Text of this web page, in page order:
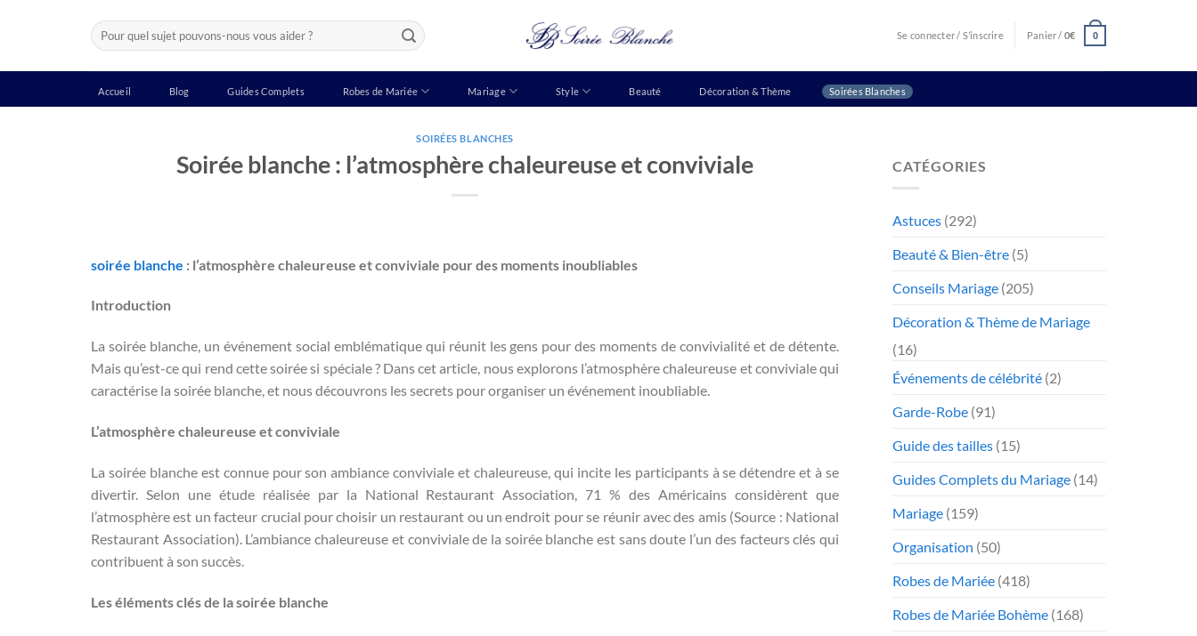
Recherche
pour :
Se connecter / S’inscrire Panier / 0€ 0
Accueil Blog Guides Complets Robes de Mariée Mariage Style Beauté Décoration & Thème Soirées Blanches
SOIRÉES BLANCHES
Soirée blanche : l’atmosphère chaleureuse et conviviale
soirée blanche : l’atmosphère chaleureuse et conviviale pour des moments inoubliables
Introduction
La soirée blanche, un événement social emblématique qui réunit les gens pour des moments de convivialité et de détente.
Mais qu’est-ce qui rend cette soirée si spéciale ? Dans cet article, nous explorons l’atmosphère chaleureuse et conviviale qui
caractérise la soirée blanche, et nous découvrons les secrets pour organiser un événement inoubliable.
L’atmosphère chaleureuse et conviviale
La soirée blanche est connue pour son ambiance conviviale et chaleureuse, qui incite les participants à se détendre et à se
divertir. Selon une étude réalisée par la National Restaurant Association, 71 % des Américains considèrent que
l’atmosphère est un facteur crucial pour choisir un restaurant ou un endroit pour se réunir avec des amis (Source : National
Restaurant Association). L’ambiance chaleureuse et conviviale de la soirée blanche est sans doute l’un des facteurs clés qui
contribuent à son succès.
Les éléments clés de la soirée blanche
CATÉGORIES
Astuces (292)
Beauté & Bien-être (5)
Conseils Mariage (205)
Décoration & Thème de Mariage
(16)
Événements de célébrité (2)
Garde-Robe (91)
Guide des tailles (15)
Guides Complets du Mariage (14)
Mariage (159)
Organisation (50)
Robes de Mariée (418)
Robes de Mariée Bohème (168)